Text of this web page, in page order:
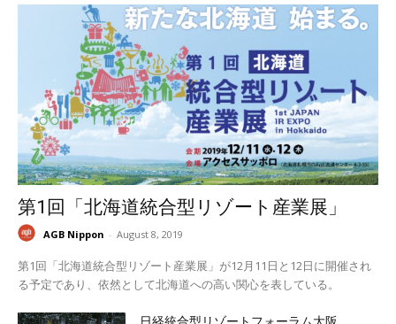
第1回「北海道統合型リゾート産業展」
AGB Nippon - August 8, 2019
第1回「北海道統合型リゾート産業展」が12月11日と12日に開催され
る予定であり、依然として北海道への高い関心を表している。